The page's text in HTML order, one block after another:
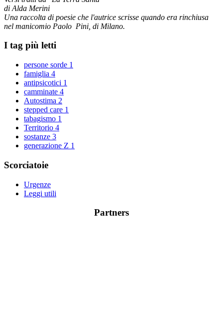
di Alda Merini
Una raccolta di poesie che l'autrice scrisse quando era rinchiusa
nel manicomio Paolo Pini, di Milano.
I tag più letti
persone sorde 1
famiglia 4
antipsicotici 1
camminate 4
Autostima 2
stepped care 1
tabagismo 1
Territorio 4
sostanze 3
generazione Z 1
Scorciatoie
Urgenze
Leggi utili
Partners